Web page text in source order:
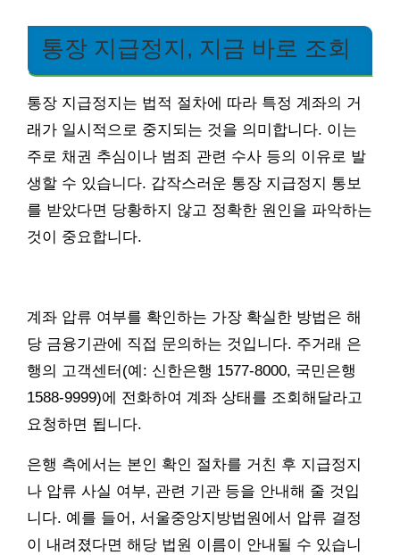
통장 지급정지, 지금 바로 조회
통장 지급정지는 법적 절차에 따라 특정 계좌의 거
래가 일시적으로 중지되는 것을 의미합니다. 이는
주로 채권 추심이나 범죄 관련 수사 등의 이유로 발
생할 수 있습니다. 갑작스러운 통장 지급정지 통보
를 받았다면 당황하지 않고 정확한 원인을 파악하는
것이 중요합니다.
계좌 압류 여부를 확인하는 가장 확실한 방법은 해
당 금융기관에 직접 문의하는 것입니다. 주거래 은
행의 고객센터(예: 신한은행 1577-8000, 국민은행
1588-9999)에 전화하여 계좌 상태를 조회해달라고
요청하면 됩니다.
은행 측에서는 본인 확인 절차를 거친 후 지급정지
나 압류 사실 여부, 관련 기관 등을 안내해 줄 것입
니다. 예를 들어, 서울중앙지방법원에서 압류 결정
이 내려졌다면 해당 법원 이름이 안내될 수 있습니